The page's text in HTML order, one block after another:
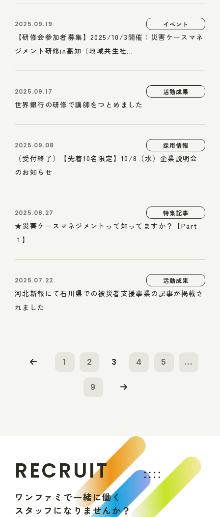
2025.09.19 イベント
【研修会参加者募集】2025/10/3開催：災害ケースマネ
ジメント研修in高知（地域共生社...
2025.09.17 活動成果
世界銀行の研修で講師をつとめました
2025.09.08 採用情報
（受付終了）【先着10名限定】10/8（水）企業説明会
のお知らせ
2025.08.27 特集記事
★災害ケースマネジメントって知ってますか？【Part
１】
2025.07.22 活動成果
河北新報にて石川県での被災者支援事業の記事が掲載さ
れました
1 2 3 4 5 ...
9
RECRUIT
ワ ン フ ァ ミ で一緒に働く
ス タ ッ フ にな りま せんか？